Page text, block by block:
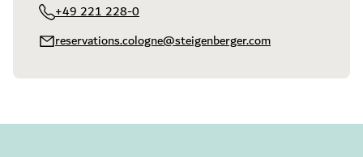
+49 221 228-0
reservations.cologne@steigenberger.com